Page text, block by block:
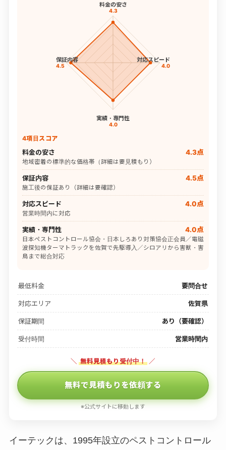
料金の安さ
4.3
対応スピード
4.0
実績・専門性
4.0
保証内容
4.5
4項目スコア
料金の安さ 4.3点
地域密着の標準的な価格帯（詳細は要見積もり）
保証内容 4.5点
施工後の保証あり（詳細は要確認）
対応スピード 4.0点
営業時間内に対応
実績・専門性 4.0点
日本ペストコントロール協会・日本しろあり対策協会正会員／電磁
波探知機ターマトラックを佐賀で先駆導入／シロアリから害獣・害
鳥まで総合対応
最低料金 要問合せ
対応エリア 佐賀県
保証期間 あり（要確認）
受付時間 営業時間内
＼ 無料見積もり受付中！ ／
無料で見積もりを依頼する
※公式サイトに移動します
イーテックは、1995年設立のペストコントロール